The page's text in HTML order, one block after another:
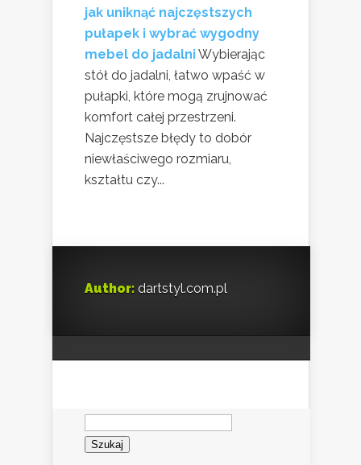
jak uniknąć najczęstszych
pułapek i wybrać wygodny
mebel do jadalniWybierając
stół do jadalni, łatwo wpaść w
pułapki, które mogą zrujnować
komfort całej przestrzeni.
Najczęstsze błędy to dobór
niewłaściwego rozmiaru,
kształtu czy...
Author: dartstyl.com.pl
Szukaj: